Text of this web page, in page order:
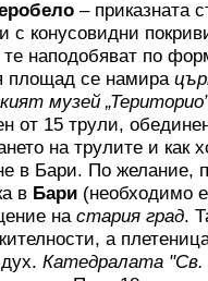
– приказната
с конусовидни
те наподобяват по
площад се намира
музей
от 15 трули,
на трулите и как
в Бари. По желание,
в Бари (необходимо
настария град.
а
Катедралата "Св.